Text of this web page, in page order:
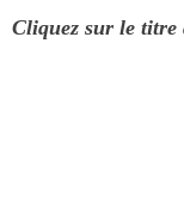
Cliquez sur le